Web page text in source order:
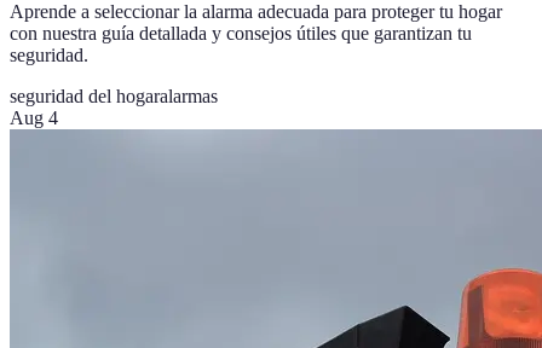
Aprende a seleccionar la alarma adecuada para proteger tu hogar
con nuestra guía detallada y consejos útiles que garantizan tu
seguridad.
seguridad del hogaralarmas
Aug 4